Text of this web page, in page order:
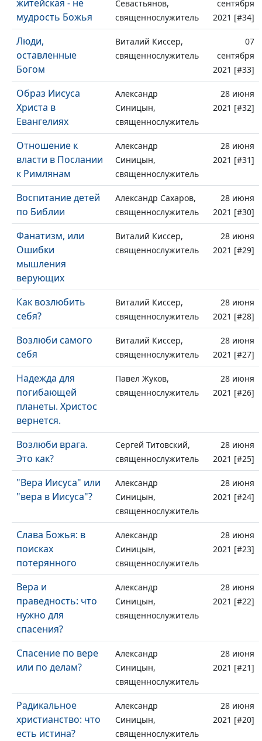
житейская - не
мудрость Божья
Севастьянов,
священнослужитель
сентября
2021 [#34]
Люди,
оставленные
Богом
Виталий Киссер,
священнослужитель
07
сентября
2021 [#33]
Образ Иисуса
Христа в
Евангелиях
Александр
Синицын,
священнослужитель
28 июня
2021 [#32]
Отношение к
власти в Послании
к Римлянам
Александр
Синицын,
священнослужитель
28 июня
2021 [#31]
Воспитание детей
по Библии
Александр Сахаров,
священнослужитель
28 июня
2021 [#30]
Фанатизм, или
Ошибки
мышления
верующих
Виталий Киссер,
священнослужитель
28 июня
2021 [#29]
Как возлюбить
себя?
Виталий Киссер,
священнослужитель
28 июня
2021 [#28]
Возлюби самого
себя
Виталий Киссер,
священнослужитель
28 июня
2021 [#27]
Надежда для
погибающей
планеты. Христос
вернется.
Павел Жуков,
священнослужитель
28 июня
2021 [#26]
Возлюби врага.
Это как?
Сергей Титовский,
священнослужитель
28 июня
2021 [#25]
"Вера Иисуса" или
"вера в Иисуса"?
Александр
Синицын,
священнослужитель
28 июня
2021 [#24]
Слава Божья: в
поисках
потерянного
Александр
Синицын,
священнослужитель
28 июня
2021 [#23]
Вера и
праведность: что
нужно для
спасения?
Александр
Синицын,
священнослужитель
28 июня
2021 [#22]
Спасение по вере
или по делам?
Александр
Синицын,
священнослужитель
28 июня
2021 [#21]
Радикальное
христианство: что
есть истина?
Александр
Синицын,
священнослужитель
28 июня
2021 [#20]